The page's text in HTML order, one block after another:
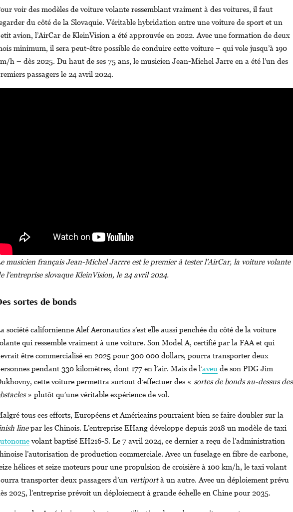
voir des modèles de voiture volante ressemblant vraiment à des voitures, il faut
du côté de la Slovaquie. Véritable hybridation entre une voiture de sport et un
avion, l’AirCar de KleinVision a été approuvée en 2022. Avec une formation de deux
minimum, il sera peut-être possible de conduire cette voiture – qui vole jusqu’à 190
h – dès 2025. Du haut de ses 75 ans, le musicien Jean-Michel Jarre en a été l’un des
passagers le 24 avril 2024.
musicien français Jean-Michel Jarrre est le premier à tester l’AirCar, la voiture volante
l’entreprise slovaque KleinVision, le 24 avril 2024.
sortes de bonds
société californienne Alef Aeronautics s’est elle aussi penchée du côté de la voiture
qui ressemble vraiment à une voiture. Son Model A, certifié par la FAA et qui
être commercialisé en 2025 pour 300 000 dollars, pourra transporter deux
pendant 330 kilomètres, dont 177 en l’air. Mais de l’aveude son PDG Jim
cette voiture permettra surtout d’effectuer des « sortes de bonds au-dessus des
» plutôt qu’une véritable expérience de vol.
tous ces efforts, Européens et Américains pourraient bien se faire doubler sur la
linepar les Chinois. L’entreprise EHang développe depuis 2018 un modèle de taxi
volant baptisé EH216-S. Le 7 avril 2024, ce dernier a reçu de l’administration
l’autorisation de production commerciale. Avec un fuselage en fibre de carbone,
hélices et seize moteurs pour une propulsion de croisière à 100 km/h, le taxi volant
transporter deux passagers d’un vertiportà un autre. Avec un déploiement prévu
2025, l’entreprise prévoit un déploiement à grande échelle en Chine pour 2035.